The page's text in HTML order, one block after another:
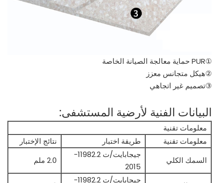
①PUR حماية معالجة الصيانة الخاصة
②هيكل متجانس معزز
③تصميم غير اتجاهي
البيانات الفنية لأرضية المستشفى:
معلومات تقنية
معلومات تقنية
طريقة اختبار
نتائج الإختبار
السمك الكلي
جيجابايت/ت 11982.2-
2015
2.0 ملم
جيجابايت/ت 11982.2-